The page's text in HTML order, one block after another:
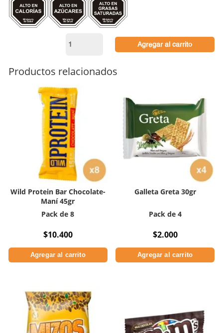
Original
62gr
cantidad
Agregar al carrito
Productos relacionados
Wild Protein Bar Chocolate-
Maní 45gr
Pack de 8
$10.400
Agregar al carrito
Galleta Greta 30gr
Pack de 4
$2.000
Agregar al carrito